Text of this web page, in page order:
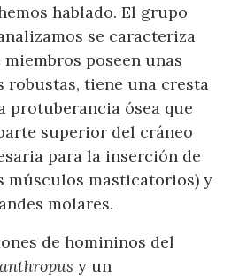
hablado. El grupo
se caracteriza
poseen unas
robustas, tiene una cresta
protuberancia ósea que
superior del cráneo
para la inserción de
músculos masticatorios) y
molares.
de homininos del
y un